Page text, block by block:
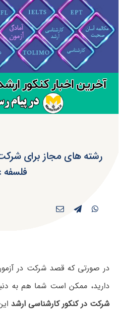
رشته های مجاز برای
فلسفه
در صورتی که قصد شرکت در
دارید، ممکن است شما هم به
شرکت در کنکور کارشناسی ارشد